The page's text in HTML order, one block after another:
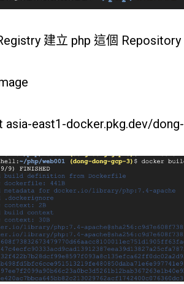
建立 php 這個 Repository
asia-east1-docker.pkg.dev/